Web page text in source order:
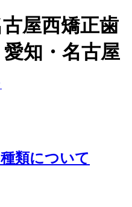
屋西矯正歯
知・名古屋
類について